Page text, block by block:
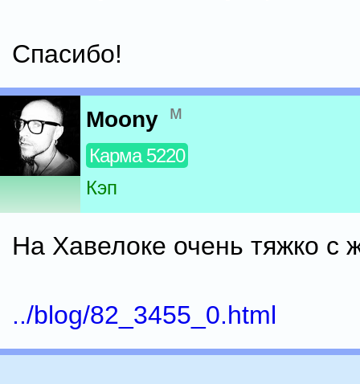
Спасибо!
Moony м
Карма 5220
Кэп
На Хавелоке очень тяжко с
../blog/82_3455_0.html